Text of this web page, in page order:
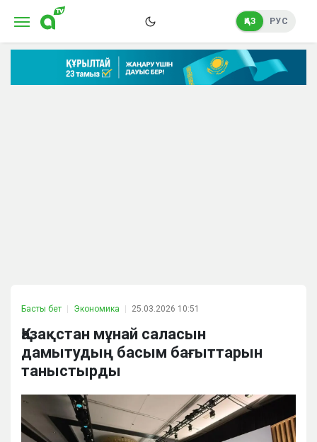
ҚАЗ РУС
Басты бет Экономика 25.03.2026 10:51
Қазақстан мұнай саласын
дамытудың басым бағыттарын
таныстырды